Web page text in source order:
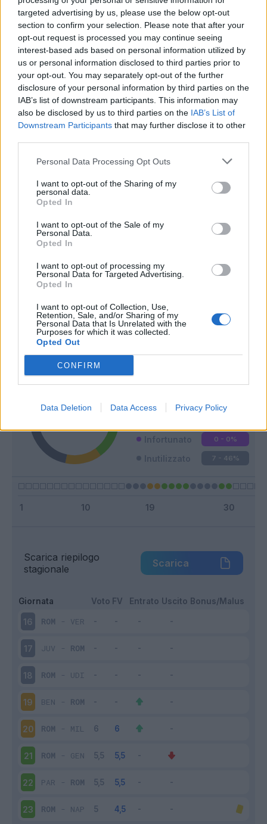
targeted advertising by us, please use the below opt-out
section to confirm your selection. Please note that after your
opt-out request is processed you may continue seeing
interest-based ads based on personal information utilized by
us or personal information disclosed to third parties prior to
your opt-out. You may separately opt-out of the further
disclosure of your personal information by third parties on the
IAB’s list of downstream participants. This information may
also be disclosed by us to third parties on the IAB’s List of
Downstream Participants that may further disclose it to other
Personal Data Processing Opt Outs
I want to opt-out of the Sharing of my
personal data.
Opted In
I want to opt-out of the Sale of my
Personal Data.
Opted In
I want to opt-out of processing my
Personal Data for Targeted Advertising.
Opted In
I want to opt-out of Collection, Use,
Retention, Sale, and/or Sharing of my
Personal Data that Is Unrelated with the
Purposes for which it was collected.
Opted Out
CONFIRM
Data Deletion Data Access Privacy Policy
Bonus Malus
Presenze a
voto
Quotazioni
Classic
Riepilogo stagione
Titolare
Entrato
Infortunato 0 - 0%
Inutilizzato 7 - 46%
Scarica riepilogo
stagionale
Scarica
Giornata Voto FV Entrato Uscito Bonus/Malus
16 ROM - VER
17 JUV - ROM
18 ROM - UDI
19 BEN - ROM
20 ROM - MIL
21 ROM - GEN
22 PAR - ROM
23 ROM - NAP